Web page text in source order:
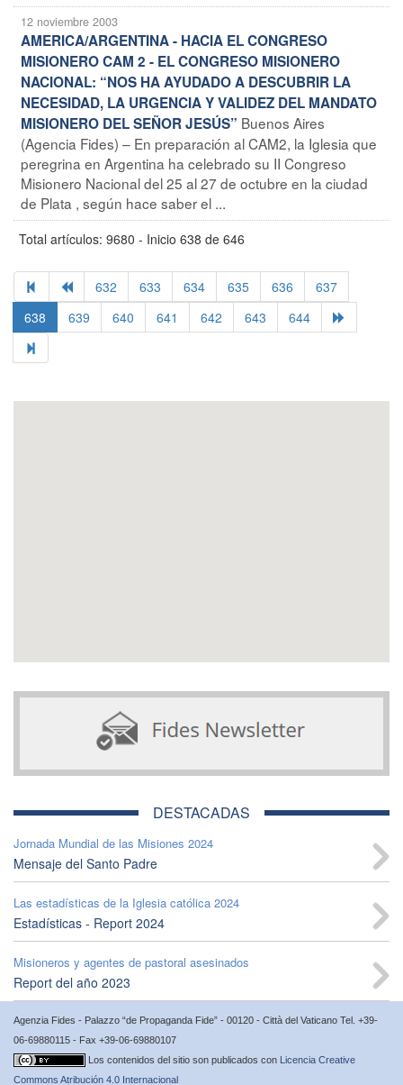
12 noviembre 2003
AMERICA/ARGENTINA - HACIA EL CONGRESO
MISIONERO CAM 2 - EL CONGRESO MISIONERO
NACIONAL: “NOS HA AYUDADO A DESCUBRIR LA
NECESIDAD, LA URGENCIA Y VALIDEZ DEL MANDATO
MISIONERO DEL SEÑOR JESÚS” Buenos Aires
(Agencia Fides) – En preparación al CAM2, la Iglesia que
peregrina en Argentina ha celebrado su II Congreso
Misionero Nacional del 25 al 27 de octubre en la ciudad
de Plata , según hace saber el ...
Total artículos: 9680 - Inicio 638 de 646
632 633 634 635 636
637
638
639 640 641 642 643 644
DESTACADAS
Jornada Mundial de las Misiones 2024
Mensaje del Santo Padre
Las estadísticas de la Iglesia católica 2024
Estadísticas - Report 2024
Misioneros y agentes de pastoral asesinados
Report del año 2023
Agenzia Fides - Palazzo “de Propaganda Fide” - 00120 - Città del Vaticano Tel. +39-
06-69880115 - Fax +39-06-69880107
Los contenidos del sitio son publicados con Licencia Creative
Commons Atribución 4.0 Internacional